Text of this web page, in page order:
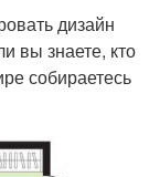
дизайн
вы знаете, кто
собираетесь